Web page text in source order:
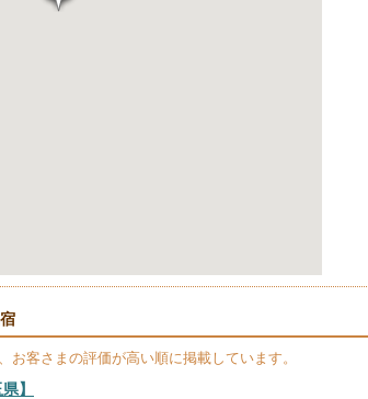
お客さまの評価が高い順に掲載しています。
】